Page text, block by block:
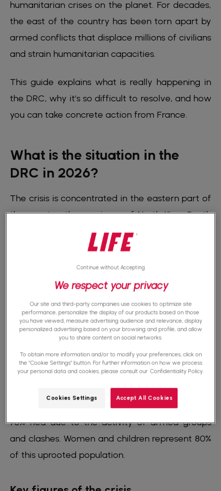
humanitarian crises on the planet. For decades,
the east of the country has been torn apart by
armed conflicts that displace millions of civilians
and strain humanitarian capacities.
This guide explains what is really happening in
the DRC, why it's so difficult to resolve, and how
you can take concrete action from France.
What is the situation in the
DRC in 2026?
The crisis is concentrated in the eastern part of
the country: the provinces of North Kivu, South
Kivu, Ituri, and Tanganyika account for the
majority of the violence and displacement. The
conflict involves dozens of armed groups,
including the M23, which is supported by
Forces of the DRC (FARDC).
According to the OCHA report published in
February 2026, in January 2026 alone, 74,000
people were forced to flee their homes,
bringing the total number of internally
displaced persons to 6.47 million. Among them,
76% fled due to the activity of armed groups
and clashes. Women and children represent 80%
of this uprooted population.
We respect your privacy
Our site and third-party companies use cookies to optimize site
performance, personalize the display of our products based on those
you have viewed, measure advertising audience and relevance, display
personalized advertising based on your browsing and profile, and allow
you to share content on social networks.
To obtain more information and/or to modify your preferences, click on
the "Cookie Settings" button. For further information on how we process
your personal data and cookies, please consult our Confidentiality Policy.
Cookies Settings Accept All Cookies
Continue without Accepting